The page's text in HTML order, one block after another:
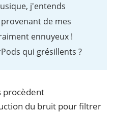
j'entends
de mes
ennuyeux !
qui grésillents ?
procèdent
du bruit pour filtrer